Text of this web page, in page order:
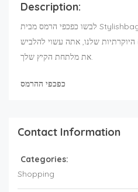
Description:
לבשו כפכפי הרמס מבית Stylishbag.co.il כדי להיכנס לעולם של
היוקרתיות שלנו, אתה עשוי להלביש
את מלתחת הקיץ שלך.
כפכפי ההרמס
Contact Information
Categories:
Shopping